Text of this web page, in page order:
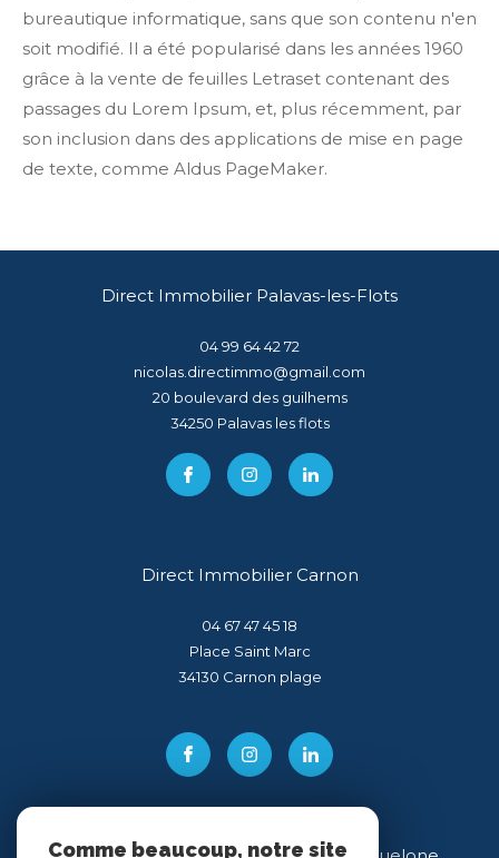
bureautique informatique, sans que son contenu n'en
soit modifié. Il a été popularisé dans les années 1960
grâce à la vente de feuilles Letraset contenant des
passages du Lorem Ipsum, et, plus récemment, par
son inclusion dans des applications de mise en page
de texte, comme Aldus PageMaker.
Direct Immobilier Palavas-les-Flots
04 99 64 42 72
nicolas.directimmo@gmail.com
20 boulevard des guilhems
34250
palavas les flots
Direct Immobilier Carnon
04 67 47 45 18
Place Saint Marc
34130
carnon plage
Comme beaucoup, notre site